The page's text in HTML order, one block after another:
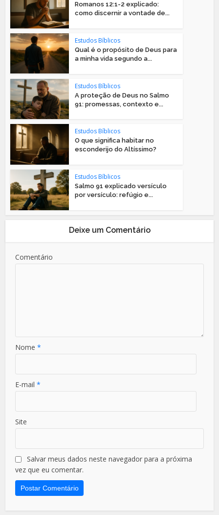
Romanos 12:1-2 explicado:
como discernir a vontade de...
Estudos Bíblicos
Qual é o propósito de Deus para
a minha vida segundo a...
Estudos Bíblicos
A proteção de Deus no Salmo
91: promessas, contexto e...
Estudos Bíblicos
O que significa habitar no
esconderijo do Altíssimo?
Estudos Bíblicos
Salmo 91 explicado versículo
por versículo: refúgio e...
Deixe um Comentário
Comentário
Nome*
E-mail*
Site
Salvar meus dados neste navegador para a próxima
vez que eu comentar.